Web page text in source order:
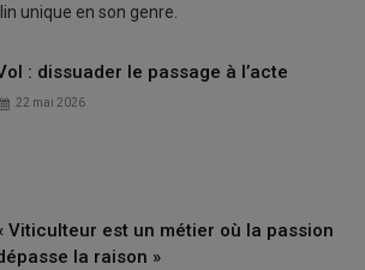
unique en son genre.
: dissuader le passage à l’acte
22 mai 2026
Viticulteur est un métier où la passion
la raison »